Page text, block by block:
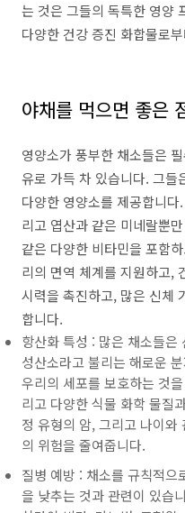
는 것은 그들의 독특한 영양
다양한 건강 증진 화합물로
야채를 먹으면 좋은
영양소가 풍부한 채소들은
유로 가득 차 있습니다. 그들
다양한 영양소를 제공합니
리고 엽산과 같은 미네랄뿐
같은 다양한 비타민을 포함
리의 면역 체계를 지원하고,
시력을 촉진하고, 많은 신체
합니다.
항산화 특성 : 많은 채소들
성산소라고 불리는 해로운
우리의 세포를 보호하는 것
리고 다양한 식물 화학 물질
정 유형의 암, 그리고 나이
의 위험을 줄여줍니다.
질병 예방 : 채소를 규칙적으
을 낮추는 것과 관련이 있습